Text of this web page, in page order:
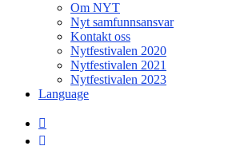
Om NYT
Nyt samfunnsansvar
Kontakt oss
Nytfestivalen 2020
Nytfestivalen 2021
Nytfestivalen 2023
Language